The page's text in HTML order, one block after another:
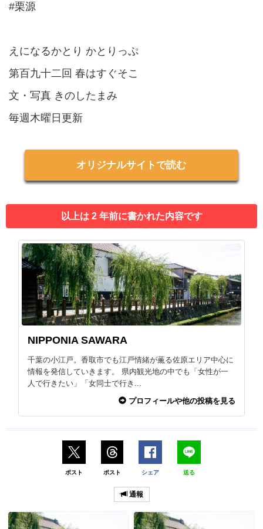
#栗源
えになるかとり かとりっぷ
第百九十二回 春はすぐそこ
文・写真 きのしたまみ
毎週木曜日更新
オリジナルサイトで読む
以上は 2 年前に書かれた内容です
NIPPONIA SAWARA
千葉の小江戸。香取市でも江戸情緒が薫る佐原エリア中心に
情報を発信していきます。 県内観光地の中でも「女性が一
人で行きたい」「女同士で行き...
プロフィールや他の投稿を見る
ポスト ポスト シェア 送る
通報